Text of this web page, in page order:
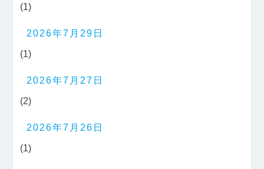
(1)
2026年7月29日
(1)
2026年7月27日
(2)
2026年7月26日
(1)